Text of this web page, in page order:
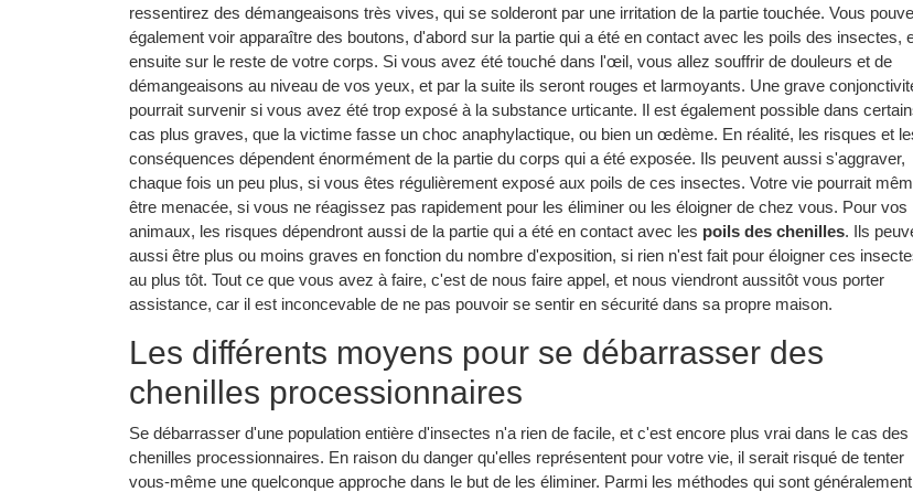
ressentirez des démangeaisons très vives, qui se solderont par une irritation de la partie touchée. Vous
également voir apparaître des boutons, d'abord sur la partie qui a été en contact avec les poils des insectes,
ensuite sur le reste de votre corps. Si vous avez été touché dans l'œil, vous allez souffrir de douleurs et de
démangeaisons au niveau de vos yeux, et par la suite ils seront rouges et larmoyants. Une grave
pourrait survenir si vous avez été trop exposé à la substance urticante. Il est également possible dans
cas plus graves, que la victime fasse un choc anaphylactique, ou bien un œdème. En réalité, les risques et
conséquences dépendent énormément de la partie du corps qui a été exposée. Ils peuvent aussi s'aggraver,
chaque fois un peu plus, si vous êtes régulièrement exposé aux poils de ces insectes. Votre vie pourrait
être menacée, si vous ne réagissez pas rapidement pour les éliminer ou les éloigner de chez vous. Pour vos
animaux, les risques dépendront aussi de la partie qui a été en contact avec les poils des chenilles. Ils
aussi être plus ou moins graves en fonction du nombre d'exposition, si rien n'est fait pour éloigner ces
au plus tôt. Tout ce que vous avez à faire, c'est de nous faire appel, et nous viendront aussitôt vous porter
assistance, car il est inconcevable de ne pas pouvoir se sentir en sécurité dans sa propre maison.
Les différents moyens pour se débarrasser des
chenilles processionnaires
Se débarrasser d'une population entière d'insectes n'a rien de facile, et c'est encore plus vrai dans le cas des
chenilles processionnaires. En raison du danger qu'elles représentent pour votre vie, il serait risqué de tenter
vous-même une quelconque approche dans le but de les éliminer. Parmi les méthodes qui sont généralement